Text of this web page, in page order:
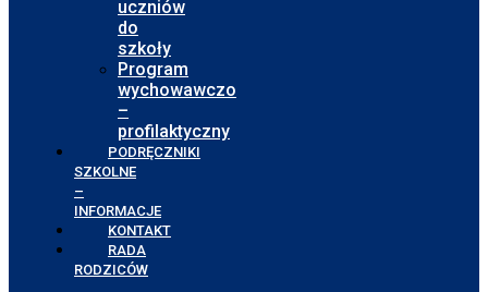
uczniów
do
szkoły
Program
wychowawczo
–
profilaktyczny
PODRĘCZNIKI
SZKOLNE
–
INFORMACJE
KONTAKT
RADA
RODZICÓW